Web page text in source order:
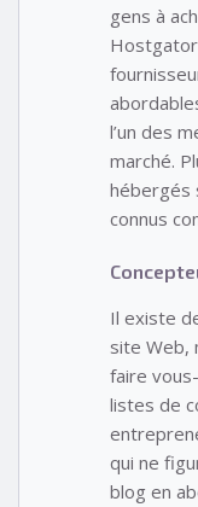
gens à
Hostgator
l’un des
marché.
hébergés
connus
Il existe
site Web,
faire
listes de
qui ne
blog en